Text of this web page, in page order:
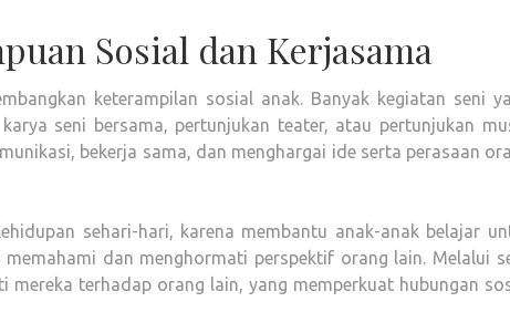
Sosial dan Kerjasama
keterampilan sosial anak. Banyak kegiatan seni
seni bersama, pertunjukan teater, atau pertunjukan
bekerja sama, dan menghargai ide serta perasaan
sehari-hari, karena membantu anak-anak belajar
dan menghormati perspektif orang lain. Melalui
mereka terhadap orang lain, yang memperkuat hubungan